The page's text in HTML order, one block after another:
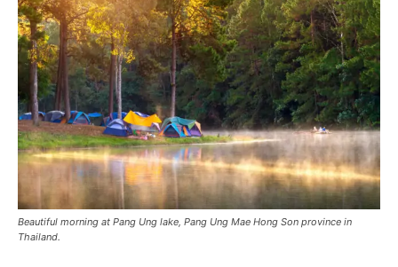
Beautiful morning at Pang Ung lake, Pang Ung Mae Hong Son province in
Thailand.